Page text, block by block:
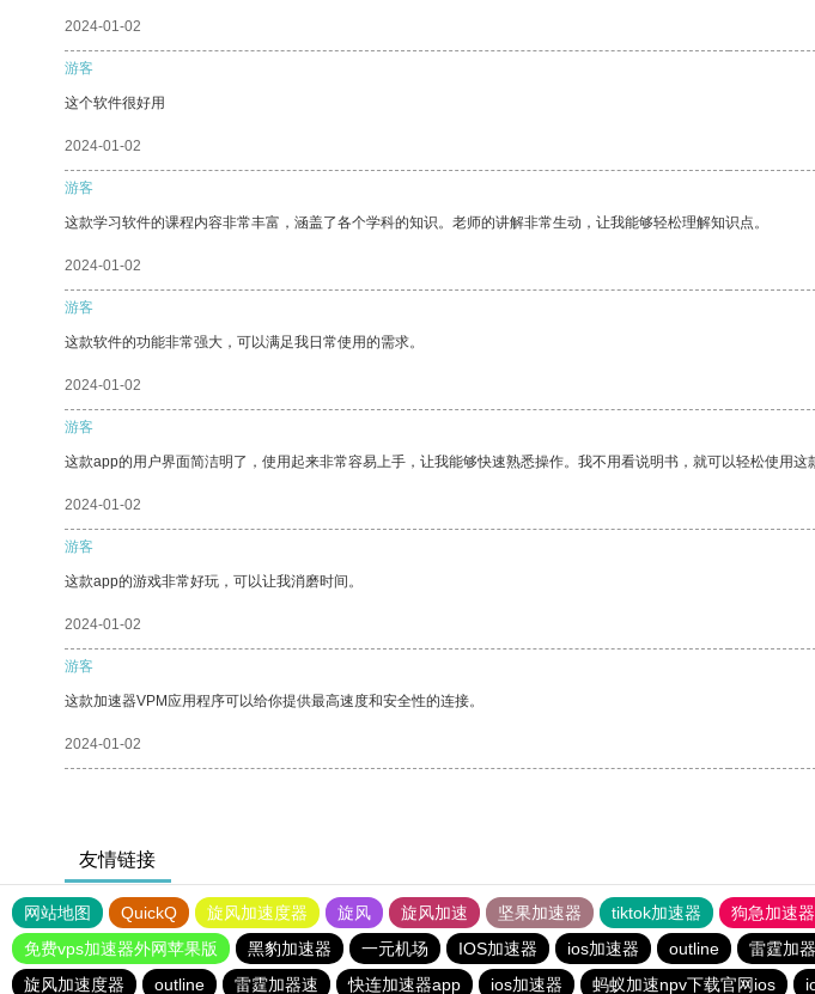
2024-01-02
游客
这个软件很好用
2024-01-02
游客
这款学习软件的课程内容非常丰富，涵盖了各个学科的知识。老师的讲解非常生动，让我能够轻松理解知识点。
2024-01-02
游客
这款软件的功能非常强大，可以满足我日常使用的需求。
2024-01-02
游客
这款app的用户界面简洁明了，使用起来非常容易上手，让我能够快速熟悉操作。我不用看说明书，就可以轻松使用这
2024-01-02
游客
这款app的游戏非常好玩，可以让我消磨时间。
2024-01-02
游客
这款加速器VPM应用程序可以给你提供最高速度和安全性的连接。
2024-01-02
友情链接
网站地图 QuickQ 旋风加速度器 旋风 旋风加速 坚果加速器 tiktok加速器 狗急加速
免费vps加速器外网苹果版
黑豹加速器 一元机场 IOS加速器 ios加速器 outline 雷霆加
旋风加速度器
outline 雷霆加器速 快连加速器app ios加速器 蚂蚁加速npv下载官网ios